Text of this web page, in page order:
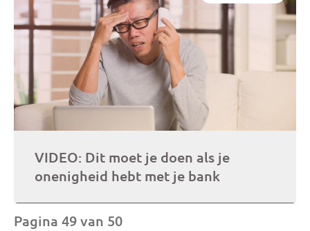
VIDEO: Dit moet je doen als je
onenigheid hebt met je bank
Pagina 49 van 50